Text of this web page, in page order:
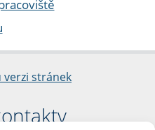
stránek